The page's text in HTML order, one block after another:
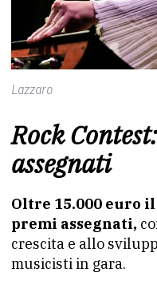
Lazzaro
Rock
assegnati
Oltre 15.000 euro
premi assegnati,
crescita e allo
musicisti in gara.